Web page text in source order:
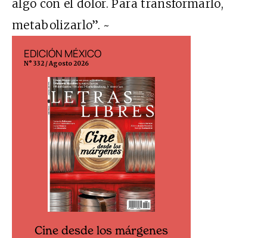
algo con el dolor. Para transformarlo,
metabolizarlo”. ~
EDICIÓN MÉXICO
N° 332 / Agosto 2026
Cine desde los márgenes